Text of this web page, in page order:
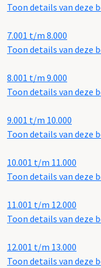
Toon details van deze
7.001 t/m 8.000
Toon details van deze
8.001 t/m 9.000
Toon details van deze
9.001 t/m 10.000
Toon details van deze
10.001 t/m 11.000
Toon details van deze
11.001 t/m 12.000
Toon details van deze
12.001 t/m 13.000
Toon details van deze